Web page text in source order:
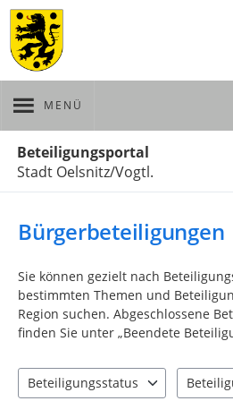
MENÜ
Beteiligungsportal
Stadt Oelsnitz/Vogtl.
Bürgerbeteiligungen
Sie können gezielt nach
bestimmten Themen und
Region suchen. Abgeschlossene
finden Sie unter „Beendete
Beteiligungsstatus